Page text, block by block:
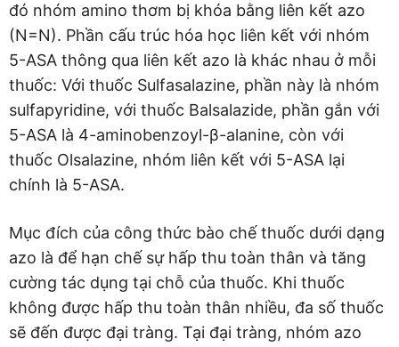
đó nhóm amino thơm bị khóa bằng liên kết azo
(N=N). Phần cấu trúc hóa học liên kết với nhóm
5-ASA thông qua liên kết azo là khác nhau ở mỗi
thuốc: Với thuốc Sulfasalazine, phần này là nhóm
sulfapyridine, với thuốc Balsalazide, phần gắn với
5-ASA là 4-aminobenzoyl-β-alanine, còn với
thuốc Olsalazine, nhóm liên kết với 5-ASA lại
chính là 5-ASA.
Mục đích của công thức bào chế thuốc dưới dạng
azo là để hạn chế sự hấp thu toàn thân và tăng
cường tác dụng tại chỗ của thuốc. Khi thuốc
không được hấp thu toàn thân nhiều, đa số thuốc
sẽ đến được đại tràng. Tại đại tràng, nhóm azo